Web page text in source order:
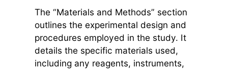
The “Materials and Methods” section
outlines the experimental design and
procedures employed in the study. It
details the specific materials used,
including any reagents, instruments,